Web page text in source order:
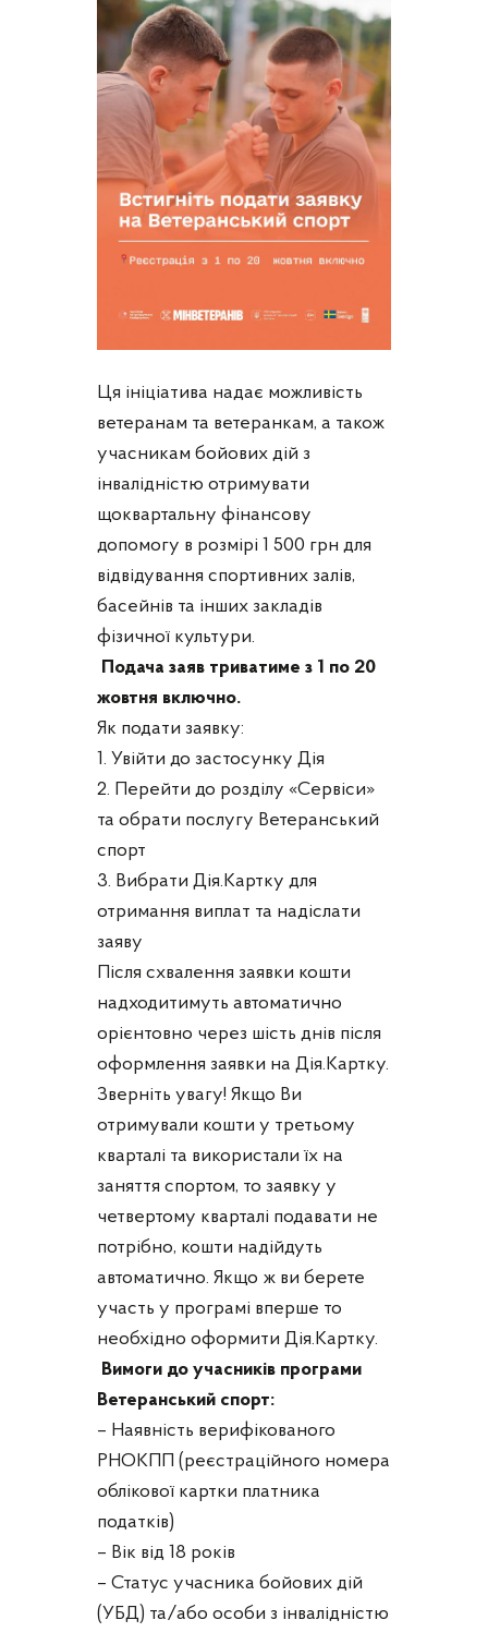
Ця ініціатива надає можливість
ветеранам та ветеранкам, а також
учасникам бойових дій з
інвалідністю отримувати
щоквартальну фінансову
допомогу в розмірі 1 500 грн для
відвідування спортивних залів,
басейнів та інших закладів
фізичної культури.
Подача заяв триватиме з 1 по 20
жовтня включно.
Як подати заявку:
1. Увійти до застосунку Дія
2. Перейти до розділу «Сервіси»
та обрати послугу Ветеранський
спорт
3. Вибрати Дія.Картку для
отримання виплат та надіслати
заяву
Після схвалення заявки кошти
надходитимуть автоматично
орієнтовно через шість днів після
оформлення заявки на Дія.Картку.
Зверніть увагу! Якщо Ви
отримували кошти у третьому
кварталі та використали їх на
заняття спортом, то заявку у
четвертому кварталі подавати не
потрібно, кошти надійдуть
автоматично. Якщо ж ви берете
участь у програмі вперше то
необхідно оформити Дія.Картку.
Вимоги до учасників програми
Ветеранський спорт:
– Наявність верифікованого
РНОКПП (реєстраційного номера
облікової картки платника
податків)
– Вік від 18 років
– Статус учасника бойових дій
(УБД) та/або особи з інвалідністю